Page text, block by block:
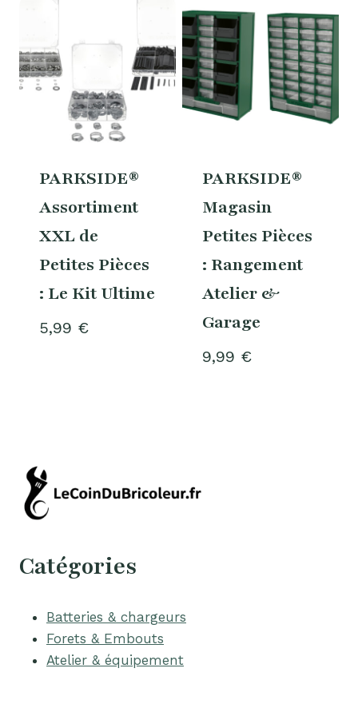
PARKSIDE®
Assortiment
XXL de
Petites Pièces
: Le Kit Ultime
5,99 €
PARKSIDE®
Magasin
Petites Pièces
: Rangement
Atelier &
Garage
9,99 €
Catégories
Batteries & chargeurs
Forets & Embouts
Atelier & équipement